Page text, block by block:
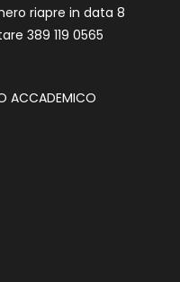
riapre in data 8
389 119 0565
ACCADEMICO